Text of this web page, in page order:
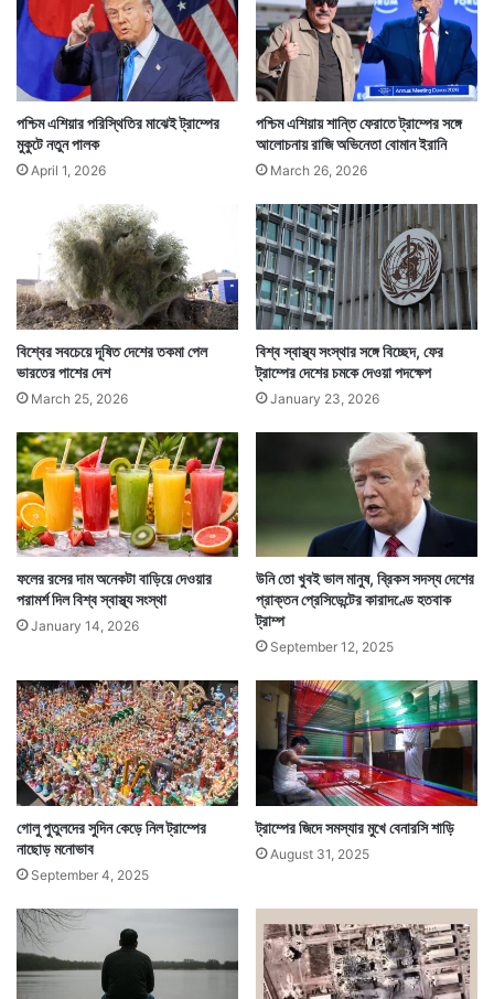
পশ্চিম এশিয়ার পরিস্থিতির মাঝেই ট্রাম্পের
মুকুটে নতুন পালক
April 1, 2026
পশ্চিম এশিয়ায় শান্তি ফেরাতে ট্রাম্পের সঙ্গে
আলোচনায় রাজি অভিনেতা বোমান ইরানি
March 26, 2026
বিশ্বের সবচেয়ে দূষিত দেশের তকমা পেল
ভারতের পাশের দেশ
March 25, 2026
বিশ্ব স্বাস্থ্য সংস্থার সঙ্গে বিচ্ছেদ, ফের
ট্রাম্পের দেশের চমকে দেওয়া পদক্ষেপ
January 23, 2026
ফলের রসের দাম অনেকটা বাড়িয়ে দেওয়ার
পরামর্শ দিল বিশ্ব স্বাস্থ্য সংস্থা
January 14, 2026
উনি তো খুবই ভাল মানুষ, ব্রিকস সদস্য দেশের
প্রাক্তন প্রেসিডেন্টের কারাদণ্ডে হতবাক
ট্রাম্প
September 12, 2025
গোলু পুতুলদের সুদিন কেড়ে নিল ট্রাম্পের
নাছোড় মনোভাব
September 4, 2025
ট্রাম্পের জিদে সমস্যার মুখে বেনারসি শাড়ি
August 31, 2025